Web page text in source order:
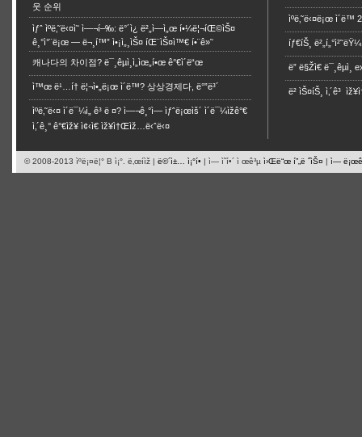
웃 순위
ìƒˆ ìºë‚˜ë‹¤ì˜ ì—¬í–‰: ë°´ì¿ ë²„ì—ì„œ í•¼ë¦¬íŒ©ìŠ¤
ê¸°ì°¨ë¡œ — ë¬¸í™” ì•¡ì„¸ìŠ¤ íŒ¨ìŠ¤ì™€ í•¨ê»˜
캐나다의 차이점? ë¯¸êµ­ì¸ì„ìœ„í•œ ê°€ì´ë“œ
ì™œ ë¹…í† ë¦¬ì•„ë¡œ ì´ë™? 상상경제다, ë°”ë³´
ìºë‚˜ë‹¤ ì´ë¯¼ì„ ê³ ë ¤? ì—¬ê¸°ì— ìƒˆë¡œìš´ ì´ë¯¼ìžê°€
ì‚´ê¸° ê°€ìž¥ ì¢‹ì€ ìž¥ì†Œìž…ë‹ˆë‹¤
ìºë‚˜ë‹¤ë¡œ ì´ë™
íƒ€íŠ¸ ë²„í„°ì²˜ëŸ¼
ë” ë§Žì€ ë¯¸êµ­ì¸
ë² ìŠ¤íŠ¸ ì‚´ê³
© 2008-2013 ìºë¡¤ë¦° B ì¡°. ë‚œí­ìž | ë©´ì±… ì¡°í•­ | ì— ì˜í•´ ì œê³µ ì›Œë“œ í”„ë ˆìŠ¤ | ì—